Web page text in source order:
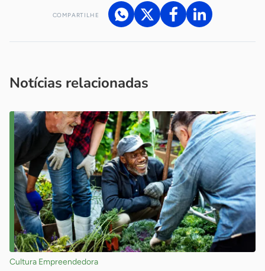
COMPARTILHE
Notícias relacionadas
Cultura Empreendedora